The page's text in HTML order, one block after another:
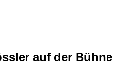
auf der Bühne